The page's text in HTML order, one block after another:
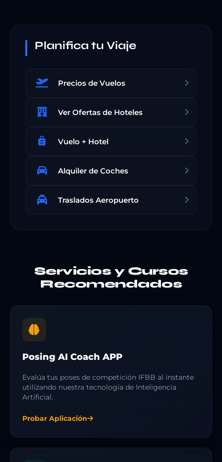
Planifica tu Viaje
Precios de Vuelos
Ver Ofertas de Hoteles
Vuelo + Hotel
Alquiler de Coches
Traslados Aeropuerto
Servicios y Cursos
Recomendados
Posing AI Coach APP
Evalúa tus poses de competición IFBB al instante
utilizando nuestra tecnología de Inteligencia
Artificial.
Probar Aplicación